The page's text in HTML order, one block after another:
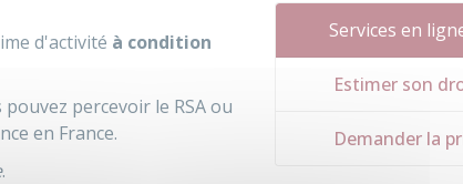
d'activité à condition
pouvez percevoir le RSA ou
en France.
.
Services en
Estimer son
Demander la